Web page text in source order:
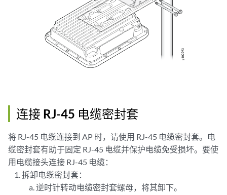
连接 RJ-45 电缆密封套
将 RJ-45 电缆连接到 AP 时，请使用 RJ-45 电缆密封套。电
缆密封套有助于固定 RJ-45 电缆并保护电缆免受损坏。要使
用电缆接头连接 RJ-45 电缆：
拆卸电缆密封套：
逆时针转动电缆密封套螺母，将其卸下。